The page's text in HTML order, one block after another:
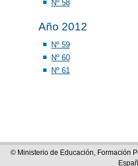
Nº 58
Año 2012
Nº 59
Nº 60
Nº 61
© Ministerio de Educación, Formación